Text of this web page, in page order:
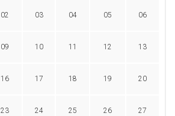
02 03 04 05 06
09 10 11 12 13
16 17 18 19 20
23 24 25 26 27